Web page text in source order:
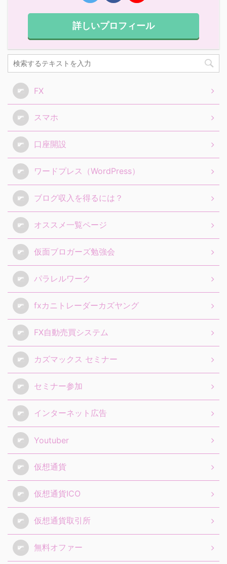
詳しいプロフィール
FX
スマホ
口座開設
ワードプレス（WordPress）
ブログ収入を得るには？
オススメ一覧ページ
仮面ブロガーズ勉強会
パラレルワーク
fxカニトレーダーカズヤング
FX自動売買システム
カズマックス セミナー
セミナー参加
インターネット広告
Youtuber
仮想通貨
仮想通貨ICO
仮想通貨取引所
無料オファー